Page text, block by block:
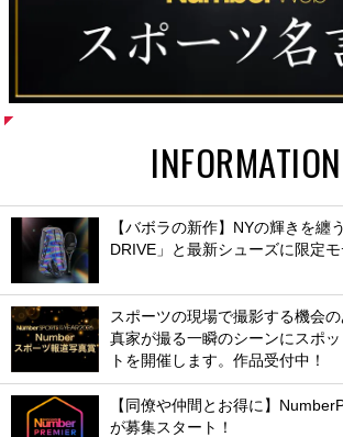
INFORMATION
【バボラの新作】NYの輝きを纏
DRIVE」と最新シューズに限定
スポーツの現場で撮影する機会
真家が撮る一瞬のシーンにスポ
トを開催します。作品受付中！
【同僚や仲間とお得に】
が募集スタート！